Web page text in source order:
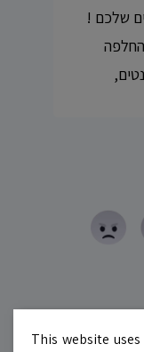
שלכם !
החלפה
This website